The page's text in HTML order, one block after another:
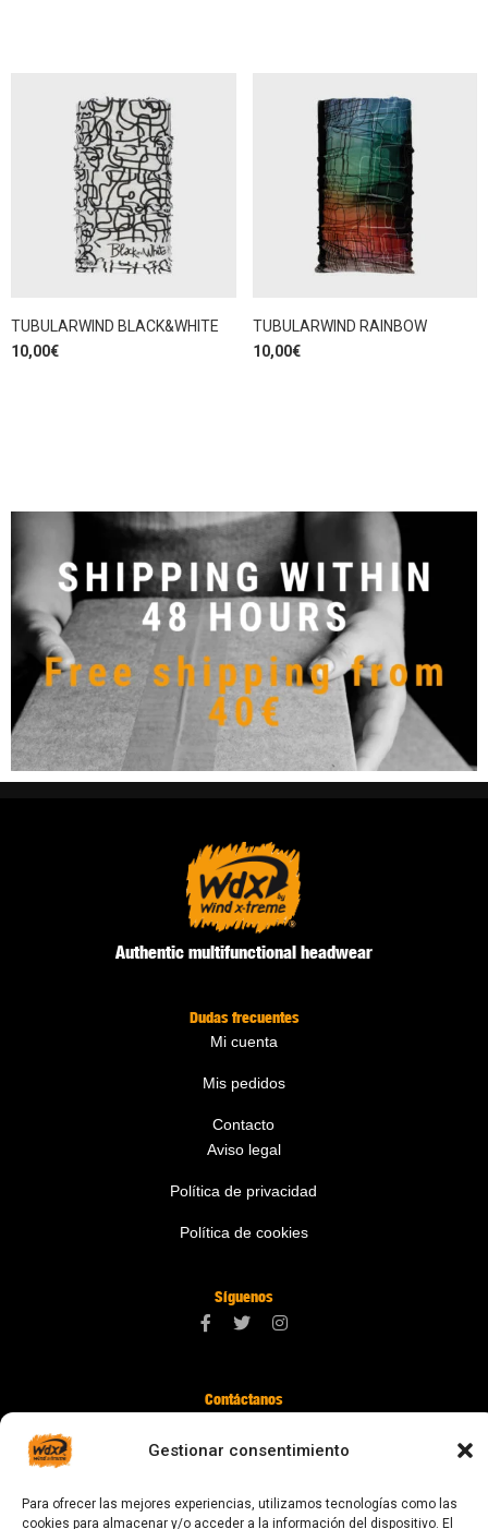
Gestionar consentimiento
Para ofrecer las mejores experiencias, utilizamos tecnologías como las
cookies para almacenar y/o acceder a la información del dispositivo. El
TUBULARWIND BLACK&WHITE
10,00€
TUBULARWIND RAINBOW
10,00€
Authentic multifunctional headwear
Dudas frecuentes
Mi cuenta
Mis pedidos
Contacto
Aviso legal
Política de privacidad
Política de cookies
Síguenos
Contáctanos
08024 Barcelona